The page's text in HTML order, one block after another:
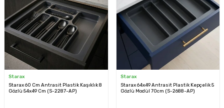
Starax
Starax 60 Cm Antrasit Plastik Kaşıklık 8
Gözlü 54x49 Cm (S-2287-AP)
Starax
Starax 64x49 Antrasit Plastik Kepçelik 5
Gözlü Modül 70cm (S-2688-AP)